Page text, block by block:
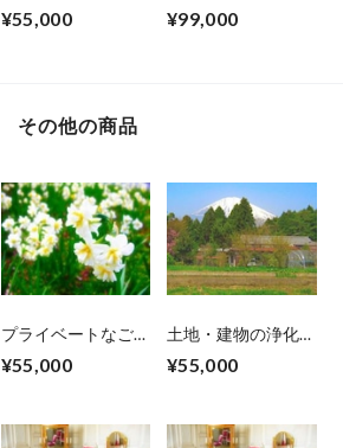
ード講座受講者限
¥55,000
小アルカナコース受
¥99,000
その他の商品
プライベートなご相
ケットです。
¥55,000
土地・建物の浄化・
ース受講申し込み参
¥55,000